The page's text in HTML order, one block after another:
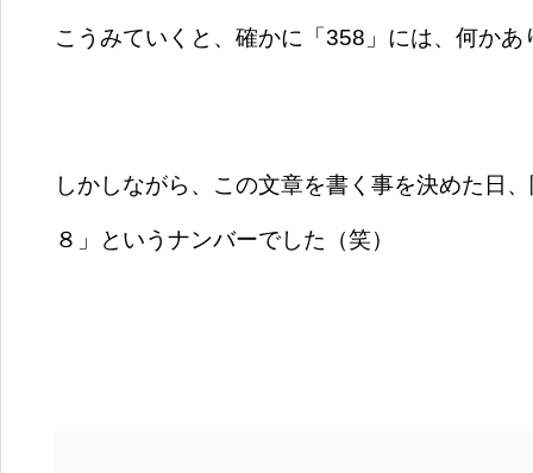
こうみていくと、確かに「358」には、何か
しかしながら、この文章を書く事を決めた日
８」というナンバーでした（笑）